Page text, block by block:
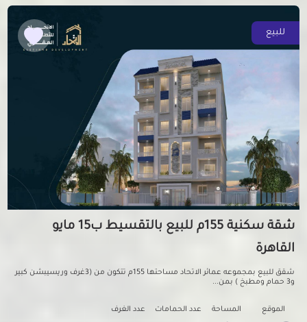
للبيع
شقة سكنية 155م للبيع بالتقسيط ب15 مايو
القاهرة
شقق للبيع بمجموعه عمائر الاتحاد مساحتها 155م تتكون من (3غرف وريسيبشن كبير
و3 حمام ومطبخ ) بمن...
الموقع المساحة عدد الحمامات عدد الغرف